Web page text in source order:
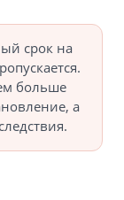
срок на
больше
а